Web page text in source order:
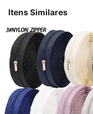
Itens Similares